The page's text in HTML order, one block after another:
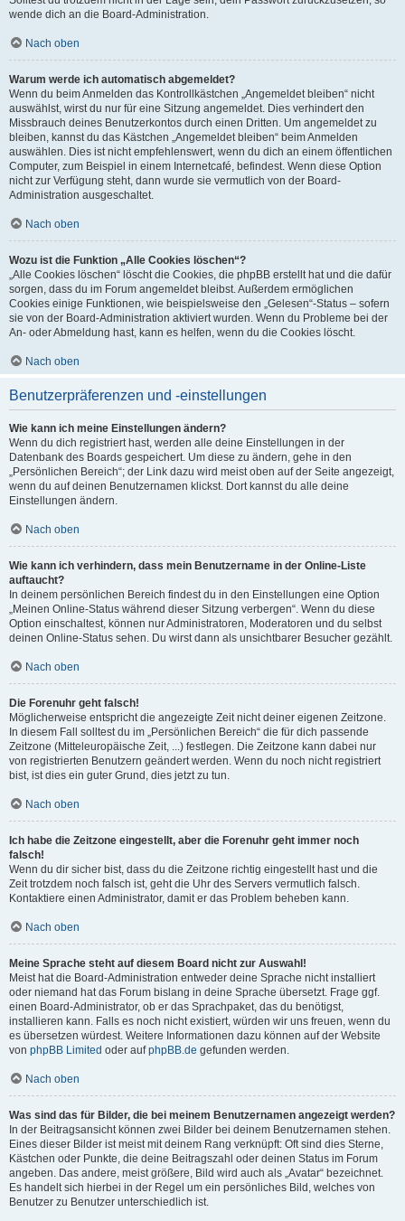
wende dich an die Board-Administration.
Nach oben
Warum werde ich automatisch abgemeldet?
Wenn du beim Anmelden das Kontrollkästchen „Angemeldet bleiben“ nicht
auswählst, wirst du nur für eine Sitzung angemeldet. Dies verhindert den
Missbrauch deines Benutzerkontos durch einen Dritten. Um angemeldet zu
bleiben, kannst du das Kästchen „Angemeldet bleiben“ beim Anmelden
auswählen. Dies ist nicht empfehlenswert, wenn du dich an einem öffentlichen
Computer, zum Beispiel in einem Internetcafé, befindest. Wenn diese Option
nicht zur Verfügung steht, dann wurde sie vermutlich von der Board-
Administration ausgeschaltet.
Nach oben
Wozu ist die Funktion „Alle Cookies löschen“?
„Alle Cookies löschen“ löscht die Cookies, die phpBB erstellt hat und die dafür
sorgen, dass du im Forum angemeldet bleibst. Außerdem ermöglichen
Cookies einige Funktionen, wie beispielsweise den „Gelesen“-Status – sofern
sie von der Board-Administration aktiviert wurden. Wenn du Probleme bei der
An- oder Abmeldung hast, kann es helfen, wenn du die Cookies löscht.
Nach oben
Benutzerpräferenzen und -einstellungen
Wie kann ich meine Einstellungen ändern?
Wenn du dich registriert hast, werden alle deine Einstellungen in der
Datenbank des Boards gespeichert. Um diese zu ändern, gehe in den
„Persönlichen Bereich“; der Link dazu wird meist oben auf der Seite angezeigt,
wenn du auf deinen Benutzernamen klickst. Dort kannst du alle deine
Einstellungen ändern.
Nach oben
Wie kann ich verhindern, dass mein Benutzername in der Online-Liste
auftaucht?
In deinem persönlichen Bereich findest du in den Einstellungen eine Option
„Meinen Online-Status während dieser Sitzung verbergen“. Wenn du diese
Option einschaltest, können nur Administratoren, Moderatoren und du selbst
deinen Online-Status sehen. Du wirst dann als unsichtbarer Besucher gezählt.
Nach oben
Die Forenuhr geht falsch!
Möglicherweise entspricht die angezeigte Zeit nicht deiner eigenen Zeitzone.
In diesem Fall solltest du im „Persönlichen Bereich“ die für dich passende
Zeitzone (Mitteleuropäische Zeit, ...) festlegen. Die Zeitzone kann dabei nur
von registrierten Benutzern geändert werden. Wenn du noch nicht registriert
bist, ist dies ein guter Grund, dies jetzt zu tun.
Nach oben
Ich habe die Zeitzone eingestellt, aber die Forenuhr geht immer noch
falsch!
Wenn du dir sicher bist, dass du die Zeitzone richtig eingestellt hast und die
Zeit trotzdem noch falsch ist, geht die Uhr des Servers vermutlich falsch.
Kontaktiere einen Administrator, damit er das Problem beheben kann.
Nach oben
Meine Sprache steht auf diesem Board nicht zur Auswahl!
Meist hat die Board-Administration entweder deine Sprache nicht installiert
oder niemand hat das Forum bislang in deine Sprache übersetzt. Frage ggf.
einen Board-Administrator, ob er das Sprachpaket, das du benötigst,
installieren kann. Falls es noch nicht existiert, würden wir uns freuen, wenn du
es übersetzen würdest. Weitere Informationen dazu können auf der Website
von phpBB Limited oder aufphpBB.de gefunden werden.
Nach oben
Was sind das für Bilder, die bei meinem Benutzernamen angezeigt werden?
In der Beitragsansicht können zwei Bilder bei deinem Benutzernamen stehen.
Eines dieser Bilder ist meist mit deinem Rang verknüpft: Oft sind dies Sterne,
Kästchen oder Punkte, die deine Beitragszahl oder deinen Status im Forum
angeben. Das andere, meist größere, Bild wird auch als „Avatar“ bezeichnet.
Es handelt sich hierbei in der Regel um ein persönliches Bild, welches von
Benutzer zu Benutzer unterschiedlich ist.